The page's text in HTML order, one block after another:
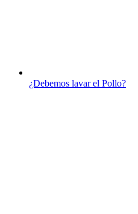
¿Debemos lavar el Pollo?